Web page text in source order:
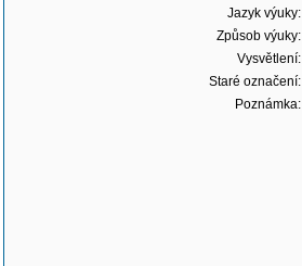
Jazyk výuky:
Způsob výuky:
Vysvětlení:
Staré označení:
Poznámka: